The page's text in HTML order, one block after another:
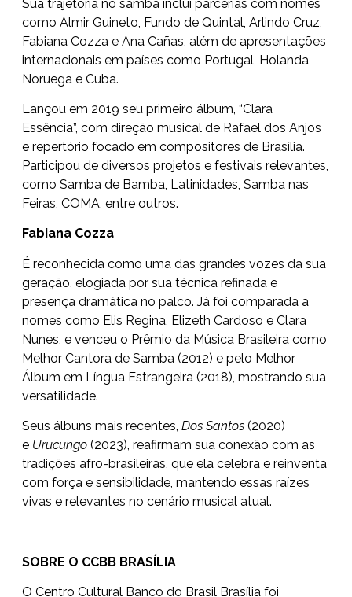
Sua trajetória no samba inclui parcerias com nomes
como Almir Guineto, Fundo de Quintal, Arlindo Cruz,
Fabiana Cozza e Ana Cañas, além de apresentações
internacionais em países como Portugal, Holanda,
Noruega e Cuba.
Lançou em 2019 seu primeiro álbum, “Clara
Essência”, com direção musical de Rafael dos Anjos
e repertório focado em compositores de Brasília.
Participou de diversos projetos e festivais relevantes,
como Samba de Bamba, Latinidades, Samba nas
Feiras, COMA, entre outros.
Fabiana Cozza
É reconhecida como uma das grandes vozes da sua
geração, elogiada por sua técnica refinada e
presença dramática no palco. Já foi comparada a
nomes como Elis Regina, Elizeth Cardoso e Clara
Nunes, e venceu o Prêmio da Música Brasileira como
Melhor Cantora de Samba (2012) e pelo Melhor
Álbum em Língua Estrangeira (2018), mostrando sua
versatilidade.
Seus álbuns mais recentes, Dos Santos (2020)
e Urucungo (2023), reafirmam sua conexão com as
tradições afro-brasileiras, que ela celebra e reinventa
com força e sensibilidade, mantendo essas raízes
vivas e relevantes no cenário musical atual.
SOBRE O CCBB BRASÍLIA
O Centro Cultural Banco do Brasil Brasília foi